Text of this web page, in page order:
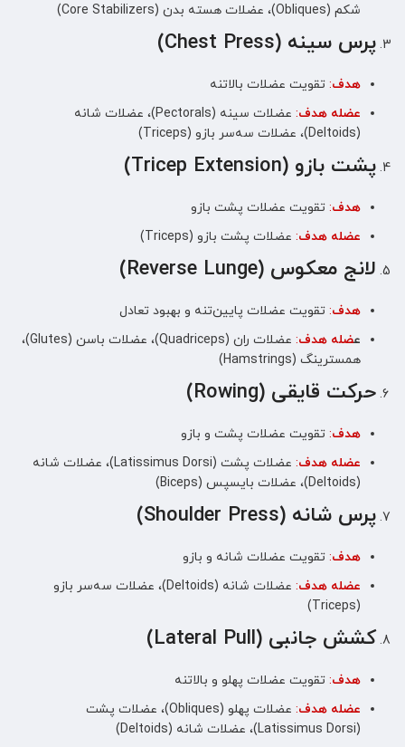
شکم (Obliques)، عضلات هسته بدن (Core Stabilizers)
پرس سینه (Chest Press)
هدف: تقویت عضلات بالاتنه
عضله هدف:
عضلات سینه (Pectorals)، عضلات شانه
(Deltoids)، عضلات سه‌سر بازو (Triceps)
پشت بازو (Tricep Extension)
هدف: تقویت عضلات پشت بازو
عضله هدف: عضلات پشت بازو (Triceps)
لانج معکوس (Reverse Lunge)
هدف: تقویت عضلات پایین‌تنه و بهبود تعادل
عضله هدف:
عضلات ران (Quadriceps)، عضلات باسن (Glutes)،
همسترینگ (Hamstrings)
حرکت قایقی (Rowing)
هدف: تقویت عضلات پشت و بازو
عضله هدف:
عضلات پشت (Latissimus Dorsi)، عضلات شانه
(Deltoids)، عضلات بایسپس (Biceps)
پرس شانه (Shoulder Press)
هدف: تقویت عضلات شانه و بازو
عضله هدف:
عضلات شانه (Deltoids)، عضلات سه‌سر بازو
(Triceps)
کشش جانبی (Lateral Pull)
هدف: تقویت عضلات پهلو و بالاتنه
عضله هدف:
عضلات پهلو (Obliques)، عضلات پشت
(Latissimus Dorsi)، عضلات شانه (Deltoids)